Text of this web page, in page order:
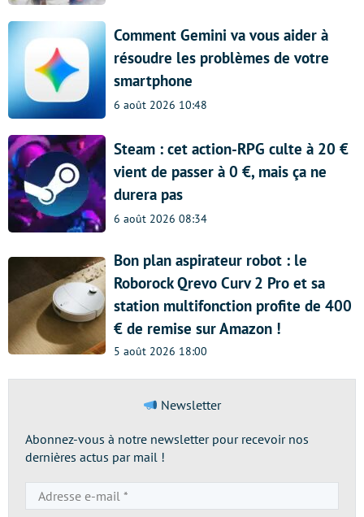
Comment Gemini va vous aider à
résoudre les problèmes de votre
smartphone
6 août 2026 10:48
Steam : cet action-RPG culte à 20 €
vient de passer à 0 €, mais ça ne
durera pas
6 août 2026 08:34
Bon plan aspirateur robot : le
Roborock Qrevo Curv 2 Pro et sa
station multifonction profite de 400
€ de remise sur Amazon !
5 août 2026 18:00
Newsletter
Abonnez-vous à notre newsletter pour recevoir nos
dernières actus par mail !
e-